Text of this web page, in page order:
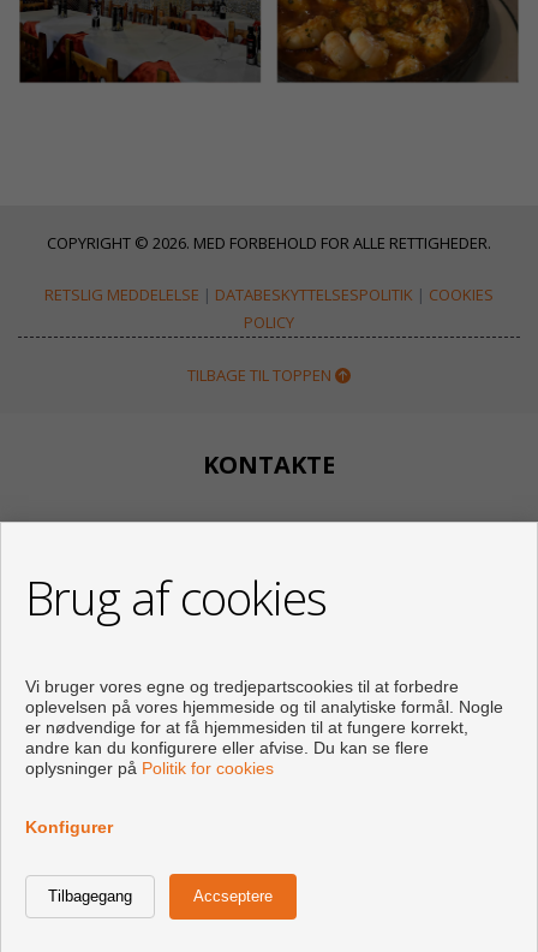
COPYRIGHT © 2026. MED FORBEHOLD FOR ALLE RETTIGHEDER.
RETSLIG MEDDELELSE | DATABESKYTTELSESPOLITIK | COOKIES
POLICY
TILBAGE TIL TOPPEN
KONTAKTE
29780 Nerja (Málaga)
+34 951834450
info@appartementennerja.nl
Af Mandag til Fredag : 09:30 - 15:00 Og 16:00 - 19:00
Udviklet af Inmoenter
Brug af cookies
Vi bruger vores egne og tredjepartscookies til at forbedre
oplevelsen på vores hjemmeside og til analytiske formål. Nogle
er nødvendige for at få hjemmesiden til at fungere korrekt,
andre kan du konfigurere eller afvise. Du kan se flere
oplysninger på Politik for cookies
Konfigurer